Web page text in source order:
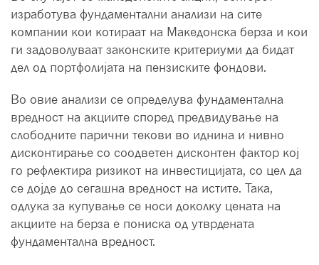
изработува фундаментални анализи на сите
компании кои котираат на Македонска берза и кои
ги задоволуваат законските критериуми да бидат
дел од портфолијата на пензиските фондови.
Во овие анализи се определува фундаментална
вредност на акциите според предвидување на
слободните парични текови во иднина и нивно
дисконтирање со соодветен дисконтен фактор кој
го рефлектира ризикот на инвестицијата, со цел да
се дојде до сегашна вредност на истите. Така,
одлука за купување се носи доколку цената на
акциите на берза е пониска од утврдената
фундаментална вредност.